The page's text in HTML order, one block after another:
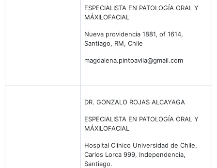
ESPECIALISTA EN PATOLOGÍA ORAL Y
MÁXILOFACIAL
Nueva providencia 1881, of 1614,
Santiago, RM, Chile
magdalena.pintoavila@gmail.com
DR. GONZALO ROJAS ALCAYAGA
ESPECIALISTA EN PATOLOGÍA ORAL Y
MÁXILOFACIAL
Hospital Clínico Universidad de Chile,
Carlos Lorca 999, Independencia,
Santiago.